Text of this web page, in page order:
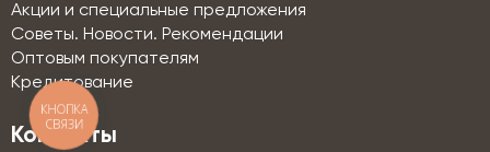
Акции и специальные предложения
Советы. Новости. Рекомендации
Оптовым покупателям
Кредитование
Контакты
КНОПКА
СВЯЗИ